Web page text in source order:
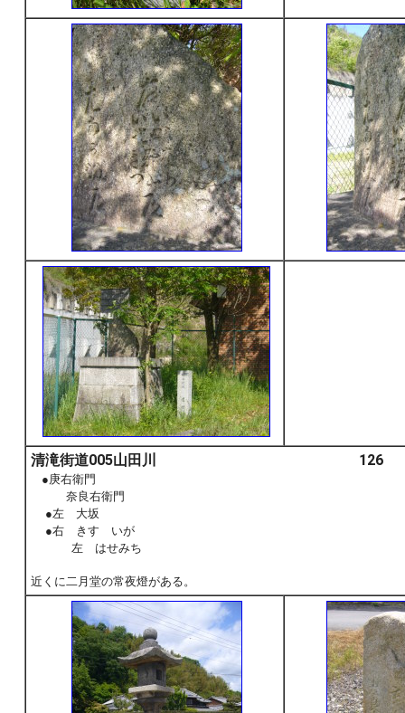
清滝街道005山田川 126
●庚右衛門
奈良右衛門
●左 大坂
●右 きす いが
左 はせみち
近くに二月堂の常夜燈がある。